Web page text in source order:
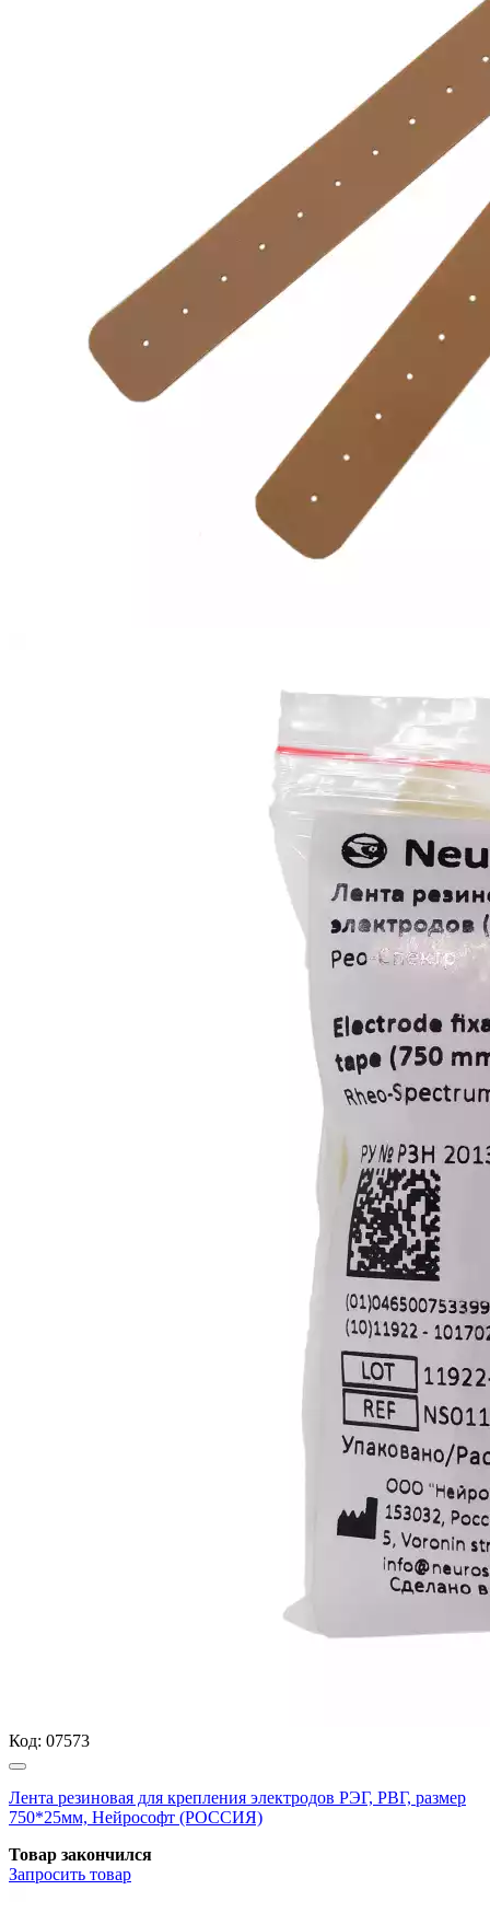
Код: 07573
Лента резиновая для крепления электродов РЭГ, РВГ, размер
750*25мм, Нейрософт (РОССИЯ)
Товар закончился
Запросить товар